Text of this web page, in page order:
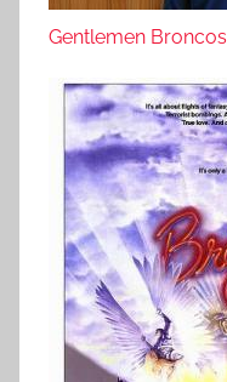
Gentlemen Broncos